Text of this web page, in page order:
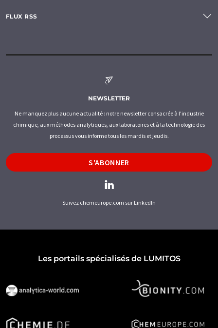
FLUX RSS
NEWSLETTER
Ne manquez plus aucune actualité : notre newsletter consacrée à l'industrie
chimique, aux méthodes analytiques, aux laboratoires et à la technologie des
processus vous informe tous les mardis et jeudis.
S'ABONNER
Suivez chemeurope.com sur LinkedIn
Les portails spécialisés de LUMITOS